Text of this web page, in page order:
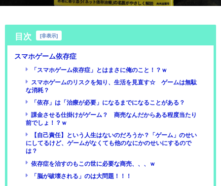
目次 [非表示]
スマホゲーム依存症
「スマホゲーム依存症」とはまさに俺のこと！？ｗ
スマホゲームのリスクを知り、生活を見直す☆ ゲームは無駄
な消耗？
「依存」は「治療が必要」になるまでになることがある？
課金させる仕掛けがゲーム？ 商売なんだからある程度当たり
前でしょ！？ｗ
【自己責任】という人生はないのだろうか？「ゲーム」のせい
にしてるけど、ゲームがなくても他のなにかのせいにするので
は？
依存症を治すのもこの世に必要な商売、、、ｗ
「脳が破壊される」のは大問題！！！